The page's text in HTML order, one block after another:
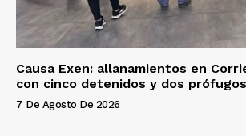
Causa Exen: allanamientos en
con cinco detenidos y dos prófugos
7 De Agosto De 2026